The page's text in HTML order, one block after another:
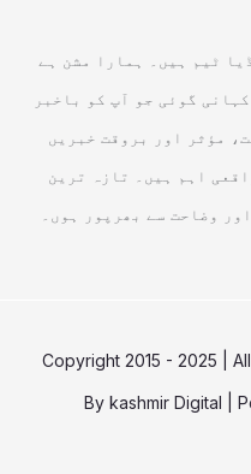
ٹیم ہیں۔ ہمارا مشن ہے
گوئی جو آپ کو باخبر
مؤثر اور بروقت خبریں
اہم ہیں۔ تازہ ترین
وضاحت سے بھرپور ہوں۔
© Copyright 2015 - 2025 |
By kashmir Digital |